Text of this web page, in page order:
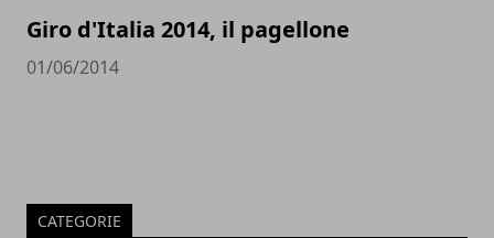
Giro d'Italia 2014, il pagellone
01/06/2014
CATEGORIE